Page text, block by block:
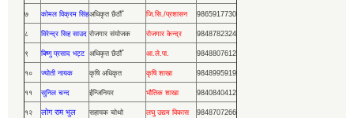
७ कोमल विक्रम सिंहअधिकृत छैठौँ जि.सि./प्रशासन 9865917730
८ विरेन्द्र सिह साउद रोजगार संयोजक रोजगार केन्द्र 9848782324
९ बिष्णु प्रसाद भट्ट अधिकृत छैठौँ आ.ले.पा. 9848807612
१० ज्योती नायक कृषि अधिकृत कृषि शाखा 9848995919
११ सुनिल चन्द ईन्जिनियर भौतिक शाखा 9840840412
१२ लोग राम भुल सहायक चोथो लघु उद्यम विकास 9848707266